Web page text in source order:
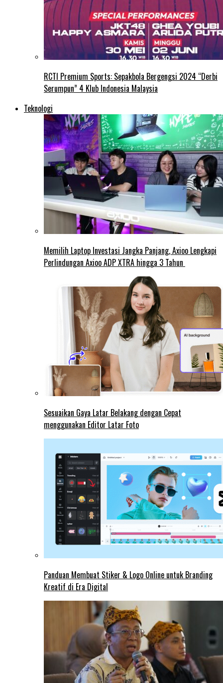
RCTI Premium Sports: Sepakbola Bergengsi 2024 “Derbi
Serumpun” 4 Klub Indonesia Malaysia
Teknologi
Memilih Laptop Investasi Jangka Panjang, Axioo Lengkapi
Perlindungan Axioo ADP XTRA hingga 3 Tahun
Sesuaikan Gaya Latar Belakang dengan Cepat
menggunakan Editor Latar Foto
Panduan Membuat Stiker & Logo Online untuk Branding
Kreatif di Era Digital